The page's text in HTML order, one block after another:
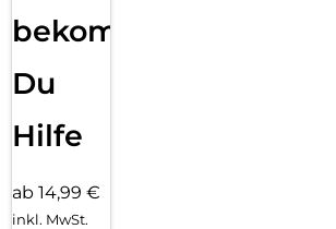
bekommst
Du
Hilfe
ab 14,99 €
inkl. MwSt.